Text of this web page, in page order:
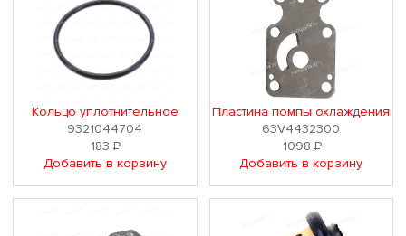
Кольцо уплотнительное
9321044704
183Р
Добавить в корзину
Пластина помпы охлаждения
63V4432300
1098 Р
Добавить в корзину